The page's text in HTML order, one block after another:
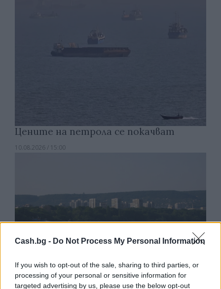
Cash.bg - Do Not Process My Personal Information
If you wish to opt-out of the sale, sharing to third parties, or
processing of your personal or sensitive information for
targeted advertising by us, please use the below opt-out
Цените на петрола се покачват
10.08.2026 / 15:00